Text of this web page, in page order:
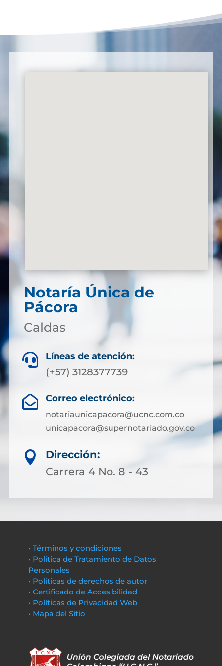
Notaría Única de
Pácora
Caldas
 Líneas de atención:
(+57) 3128377739
 Correo electrónico:
notariaunicapacora@ucnc.com.co
unicapacora@supernotariado.gov.co

Dirección:
Carrera 4 No. 8 - 43
• Términos y condiciones
• Política de Tratamiento de Datos
Personales
• Políticas de derechos de autor
• Certificado de Accesibilidad
• Políticas de Privacidad Web
• Mapa del Sitio